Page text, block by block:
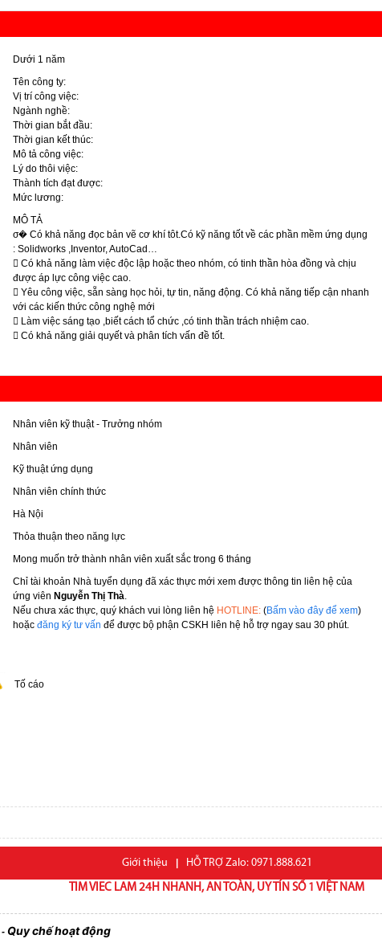
Dưới 1 năm
Tên công ty:
Vị trí công việc:
Ngành nghề:
Thời gian bắt đầu:
Thời gian kết thúc:
Mô tả công việc:
Lý do thôi việc:
Thành tích đạt được:
Mức lương:
MÔ TẢ
σ� Có khả năng đọc bản vẽ cơ khí tôt.Có kỹ năng tốt về các phần mềm ứng dụng
: Solidworks ,Inventor, AutoCad…
 Có khả năng làm việc độc lập hoặc theo nhóm, có tinh thần hòa đồng và chịu
được áp lực công việc cao.
 Yêu công việc, sẵn sàng học hỏi, tự tin, năng động. Có khả năng tiếp cận nhanh
với các kiến thức công nghệ mới
 Làm việc sáng tạo ,biết cách tổ chức ,có tinh thần trách nhiệm cao.
 Có khả năng giải quyết và phân tích vấn đề tốt.
Nhân viên kỹ thuật - Trưởng nhóm
Nhân viên
Kỹ thuật ứng dụng
Nhân viên chính thức
Hà Nội
Thỏa thuận theo năng lực
Mong muốn trở thành nhân viên xuất sắc trong 6 tháng
Chỉ tài khoản Nhà tuyển dụng đã xác thực mới xem được thông tin liên hệ của
ứng viên Nguyễn Thị Thà.
Nếu chưa xác thực, quý khách vui lòng liên hệ HOTLINE: (Bấm vào đây để xem)
hoặc đăng ký tư vấn để được bộ phận CSKH liên hệ hỗ trợ ngay sau 30 phút.
Tố cáo
Giới thiệu HỖ TRỢ Zalo: 0971.888.621
TIM VIEC LAM 24H NHANH, AN TOÀN, UY TÍN SỐ 1 VIỆT NAM
- Quy chế hoạt động